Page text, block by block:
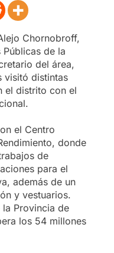
Chornobroff,
de la
del área,
visitó distintas
el distrito con el
el Centro
donde
de
para el
además de un
y vestuarios.
Provincia de
los 54 millones